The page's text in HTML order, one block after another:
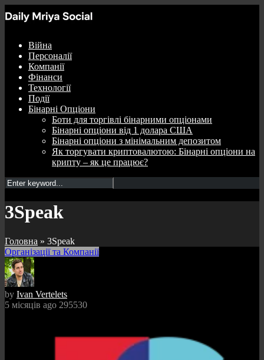
Війна
Персоналії
Компанії
Фінанси
Технології
Події
Бінарні Опціони
Боти для торгівлі бінарними опціонами
Бінарні опціони від 1 долара США
Бінарні опціони з мінімальним депозитом
Як торгувати криптовалютою: Бінарні опціони на
крипту – як це працює?
3Speak
Головна » 3Speak
Організації та Компанії
by Ivan Vertelets
5 місяців ago 295530